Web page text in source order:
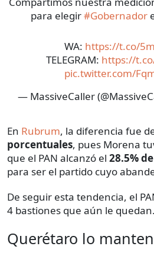
para elegir#Gobernador
WA: https://t.co/
TELEGRAM: https://
pic.twitter.com/
— MassiveCaller
En Rubrum, la diferencia fue
porcentuales, pues Morena
que el PAN alcanzó el 28.5%
para ser el partido cuyo
De seguir esta tendencia, el
4 bastiones que aún le quedan.
Querétaro lo